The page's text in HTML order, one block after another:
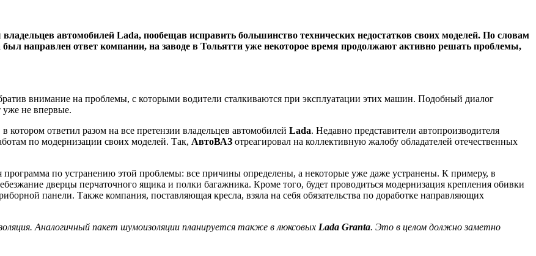
автомобилей Lada, пообещав исправить большинство технических недостатков своих моделей. По словам
направлен ответ компании, на заводе в Тольятти уже некоторое время продолжают активно решать проблемы,
внимание на проблемы, с которыми водители сталкиваются при эксплуатации этих машин. Подобный диалог
уже не впервые.
котором ответил разом на все претензии владельцев автомобилей Lada. Недавно представители автопроизводителя
по модернизации своих моделей. Так, АвтоВАЗ отреагировал на коллективную жалобу обладателей отечественных
программа по устранению этой проблемы: все причины определены, а некоторые уже даже устранены. К примеру, в
дверцы перчаточного ящика и полки багажника. Кроме того, будет проводиться модернизация крепления обивки
панели. Также компания, поставляющая кресла, взяла на себя обязательства по доработке направляющих
Аналогичный пакет шумоизоляции планируется также в люксовых Lada Granta. Это в целом должно заметно